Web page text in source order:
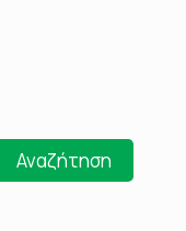
Αναζήτηση